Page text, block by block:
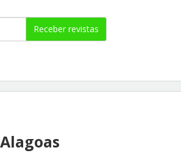
Receber revistas